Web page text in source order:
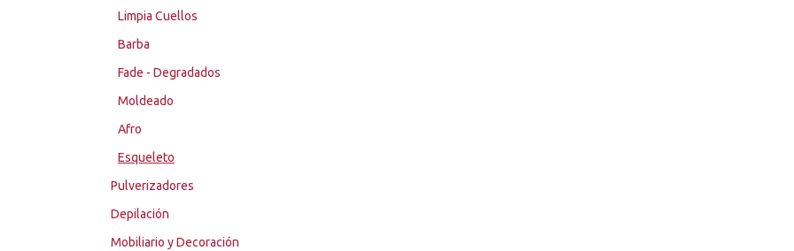
Limpia Cuellos
Barba
Fade - Degradados
Moldeado
Afro
Esqueleto
Pulverizadores
Depilación
Mobiliario y Decoración